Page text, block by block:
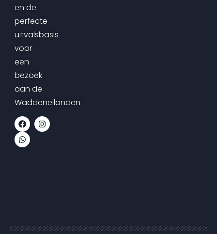
en de
perfecte
uitvalsbasis
voor
een
bezoek
aan de
Waddeneilanden.